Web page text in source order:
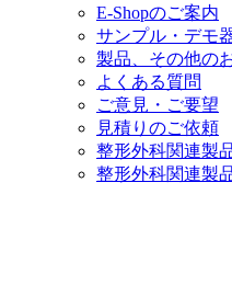
E-Shopのご案内
サンプル・デモ
製品、その他の
よくある質問
ご意見・ご要望
見積りのご依頼
整形外科関連製
整形外科関連製